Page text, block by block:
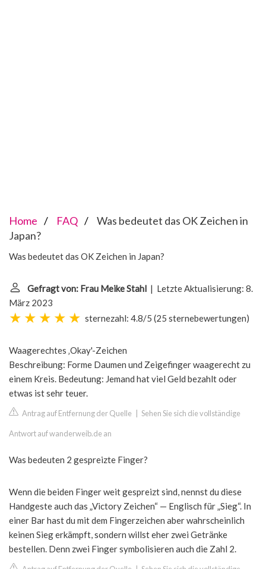
Home FAQ
Was bedeutet das OK Zeichen in
Japan?
Was bedeutet das OK Zeichen in Japan?
Gefragt von: Frau Meike Stahl | Letzte Aktualisierung: 8.
März 2023
sternezahl: 4.8/5 (25 sternebewertungen)
Waagerechtes ‚Okay'-Zeichen
Beschreibung: Forme Daumen und Zeigefinger waagerecht zu
einem Kreis. Bedeutung: Jemand hat viel Geld bezahlt oder
etwas ist sehr teuer.
Antrag auf Entfernung der Quelle Sehen Sie sich die vollständige
Antwort auf wanderweib.de an
Was bedeuten 2 gespreizte Finger?
Wenn die beiden Finger weit gespreizt sind, nennst du diese
Handgeste auch das „Victory Zeichen“ — Englisch für „Sieg“. In
einer Bar hast du mit dem Fingerzeichen aber wahrscheinlich
keinen Sieg erkämpft, sondern willst eher zwei Getränke
bestellen. Denn zwei Finger symbolisieren auch die Zahl 2.